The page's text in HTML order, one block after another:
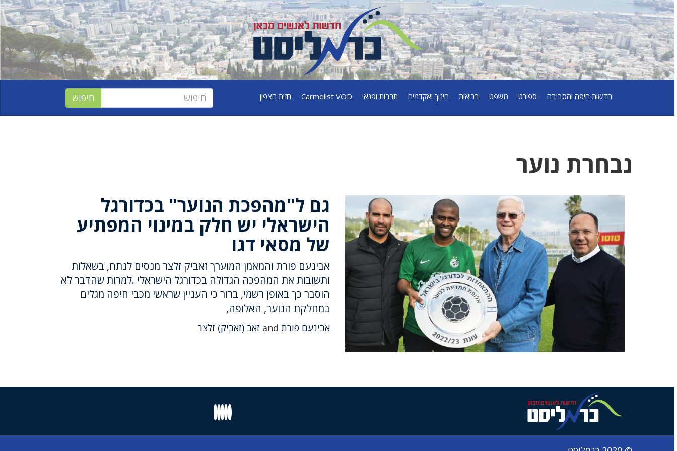
חדשות חיפה והסביבה ספורט משפט בריאות חינוך ואקדמיה תרבות ופנאי Carmelist VOD חזית הצפון
נבחרת נוער
גם ל"מהפכת הנוער" בכדורגל
הישראלי יש חלק במינוי המפתיע
של מסאי דגו
אבינעם פורת והמאמן המוערך זאביק זלצר מנסים לנתח, בשאלות
ותשובות את המהפכה הגדולה בכדורגל הישראלי .למרות שהדבר לא
הוסבר כך באופן רשמי, ברור כי העניין שראשי מכבי חיפה מגלים
במחלקת הנוער, האלופה,
אבינעם פורת זאב (זאביק) זלצר